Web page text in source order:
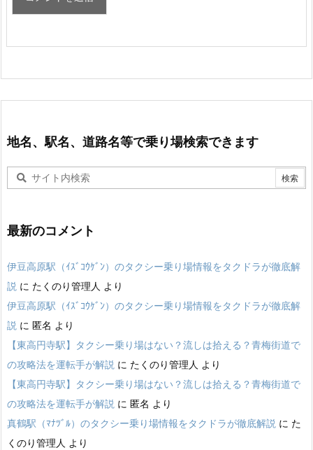
地名、駅名、道路名等で乗り場検索できます
最新のコメント
伊豆高原駅（ｲｽﾞｺｳｹﾞﾝ）のタクシー乗り場情報をタクドラが徹底解
説 に たくのり管理人 より
伊豆高原駅（ｲｽﾞｺｳｹﾞﾝ）のタクシー乗り場情報をタクドラが徹底解
説 に 匿名 より
【東高円寺駅】タクシー乗り場はない？流しは拾える？青梅街道で
の攻略法を運転手が解説 に たくのり管理人 より
【東高円寺駅】タクシー乗り場はない？流しは拾える？青梅街道で
の攻略法を運転手が解説 に 匿名 より
真鶴駅（ﾏﾅﾂﾞﾙ）のタクシー乗り場情報をタクドラが徹底解説 に た
くのり管理人 より